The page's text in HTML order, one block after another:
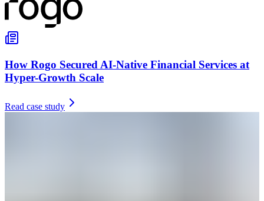
How Rogo Secured AI-Native Financial Services at
Hyper-Growth Scale
Read case study